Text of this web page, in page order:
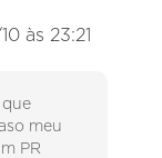
às 23:21
que
meu
PR